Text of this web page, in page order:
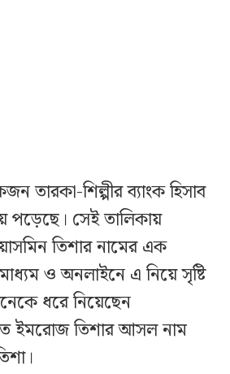
তারকা-শিল্পীর ব্যাংক হিসাব
পড়েছে। সেই তালিকায়
তিশার নামের এক
ও অনলাইনে এ নিয়ে সৃষ্টি
ধরে নিয়েছেন
ইমরোজ তিশার আসল নাম